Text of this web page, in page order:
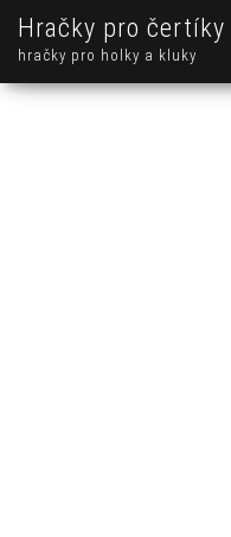
Hračky pro čertíky
hračky pro holky a kluky